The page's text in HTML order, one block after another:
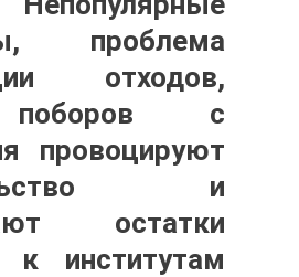
проблема
отходов,
с
провоцируют
и
остатки
к институтам